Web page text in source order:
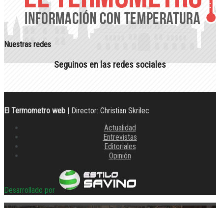
Nuestras redes
Seguinos en las redes sociales
El Termometro web | Director: Christian Skrilec
Actualidad
Entrevistas
Editoriales
Opinión
Desarrollado por